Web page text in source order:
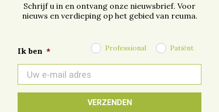
Schrijf u in en ontvang onze nieuwsbrief. Voor
nieuws en verdieping op het gebied van reuma.
Ik ben * Professional Patiënt
mail
*